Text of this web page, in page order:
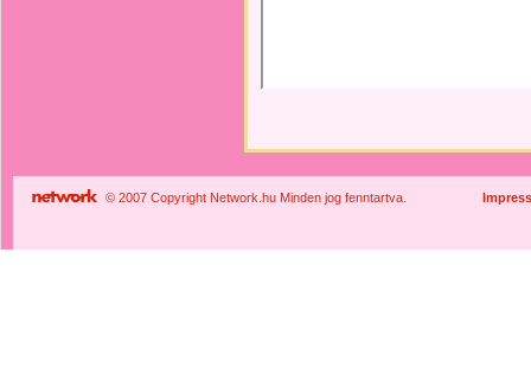
© 2007 Copyright Network.hu Minden jog fenntartva.